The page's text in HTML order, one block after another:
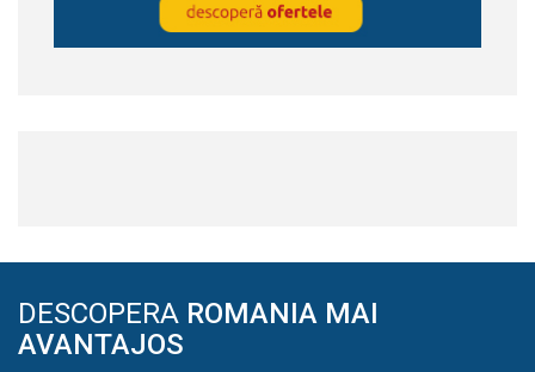
DESCOPERA ROMANIA MAI
AVANTAJOS